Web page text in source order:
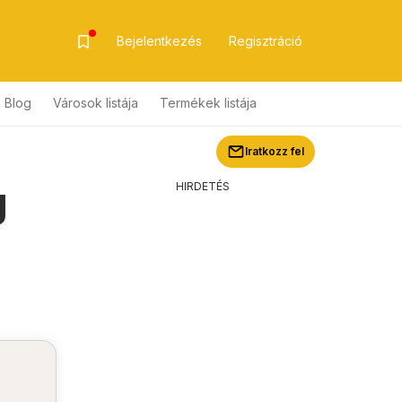
Bejelentkezés Regisztráció
Blog Városok listája Termékek listája
Iratkozz fel
HIRDETÉS